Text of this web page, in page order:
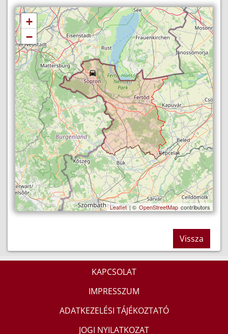
+
−
Leaflet| © OpenStreetMap contributors
Vissza
KAPCSOLAT
IMPRESSZUM
ADATKEZELÉSI TÁJÉKOZTATÓ
JOGI NYILATKOZAT